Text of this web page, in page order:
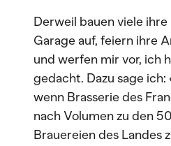
Derweil bauen viele
Garage auf, feiern ihre
und werfen mir vor, ich
gedacht. Dazu sage ich:
wenn Brasserie des
nach Volumen zu den
Brauereien des Landes